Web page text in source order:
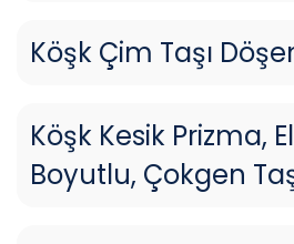
Köşk Çim Taşı
Köşk Kesik Prizma,
Boyutlu, Çokgen